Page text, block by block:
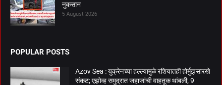
नुकसान
5 August 2026
POPULAR POSTS
Azov Sea : युक्रेनच्या हल्ल्यामुळे रशियातही होर्मुझसारखे
संकट; एझोव्ह समुद्रात जहाजांची वाहतूक थांबली, 9